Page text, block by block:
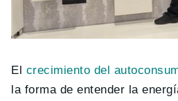
El crecimiento del
la forma de entender la